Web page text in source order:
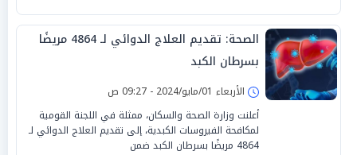
الصحة: تقديم العلاج الدوائي لـ 4864 مريضًا
بسرطان الكبد
الأربعاء 01/مايو/2024 - 09:27 ص
أعلنت وزارة الصحة والسكان، ممثلة في اللجنة القومية
لمكافحة الفيروسات الكبدية، إلى تقديم العلاج الدوائي لـ
4864 مريضًا بسرطان الكبد ضمن